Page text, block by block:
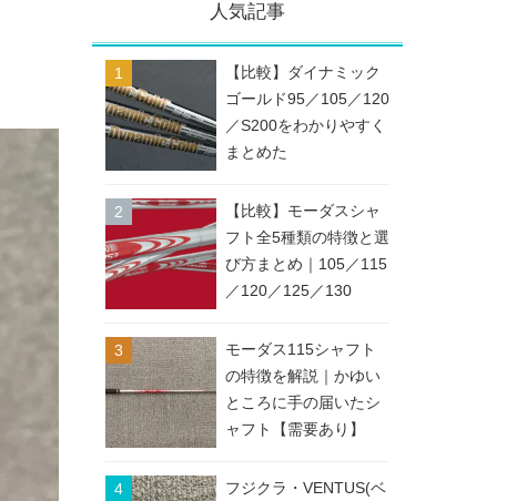
人気記事
【比較】ダイナミック
ゴールド95／105／120
／S200をわかりやすく
まとめた
【比較】モーダスシャ
フト全5種類の特徴と選
び方まとめ｜105／115
／120／125／130
モーダス115シャフト
の特徴を解説｜かゆい
ところに手の届いたシ
ャフト【需要あり】
フジクラ・VENTUS(ベ